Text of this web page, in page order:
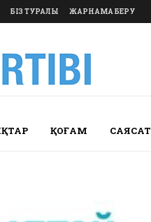
БІЗ ТУРАЛЫ ЖАРНАМА БЕРУ
ҚОҒАМ САЯСАТ